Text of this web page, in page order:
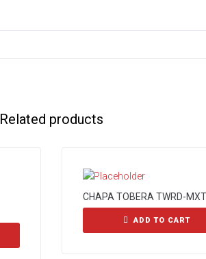
Related products
CHAPA TOBERA TWRD-
ADD TO CART